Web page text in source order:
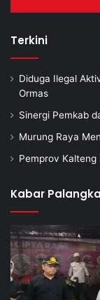
Terkini
Diduga Ilegal
Ormas
Sinergi Pemkab
Murung Raya
Pemprov Kalteng
Kabar